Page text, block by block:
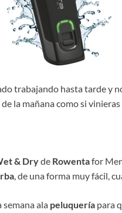
trabajando hasta tarde y
la mañana como si
& Dryde Rowentafor
, de una forma muy fácil,
semana ala peluquería para